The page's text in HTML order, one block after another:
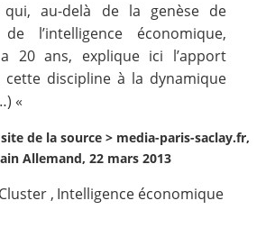
qui, au-delà de la genèse de
de l’intelligence économique,
20 ans, explique ici l’apport
cette discipline à la dynamique
«
de la source > media-paris-saclay.fr,
Allemand, 22 mars 2013
Cluster , Intelligence économique